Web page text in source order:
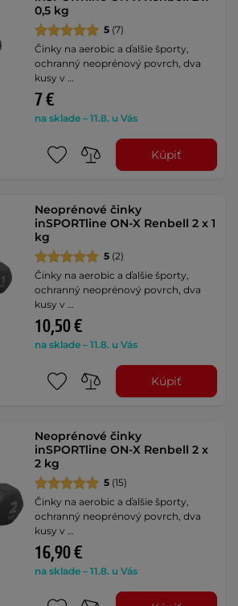
0,5 kg
5 (7)
Činky na aerobic a ďalšie športy,
ochranný neoprénový povrch, dva
kusy v …
7 €
na sklade – 11.8. u Vás
Kúpiť
Neoprénové činky
inSPORTline ON-X Renbell 2 x 1
kg
5 (2)
Činky na aerobic a ďalšie športy,
ochranný neoprénový povrch, dva
kusy v …
10,50 €
na sklade – 11.8. u Vás
Kúpiť
Neoprénové činky
inSPORTline ON-X Renbell 2 x
2 kg
5 (15)
Činky na aerobic a ďalšie športy,
ochranný neoprénový povrch, dva
kusy v …
16,90 €
na sklade – 11.8. u Vás